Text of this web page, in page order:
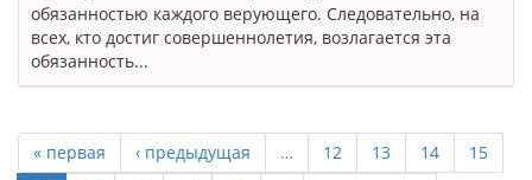
обязанностью каждого верующего. Следовательно, на
всех, кто достиг совершеннолетия, возлагается эта
обязанность...
« первая ‹ предыдущая … 12 13 14
15